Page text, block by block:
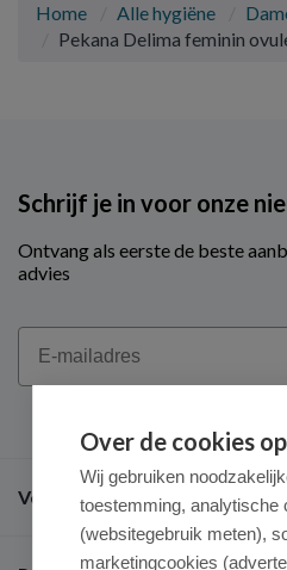
Home Alle hygiëne
Pekana Delima feminin
Schrijf je in voor onze
Ontvang als eerste de beste
advies
Email
Veel gestelde vragen
Over de cookies
Wij gebruiken
toestemming, analytische
(websitegebruik meten),
marketingcookies